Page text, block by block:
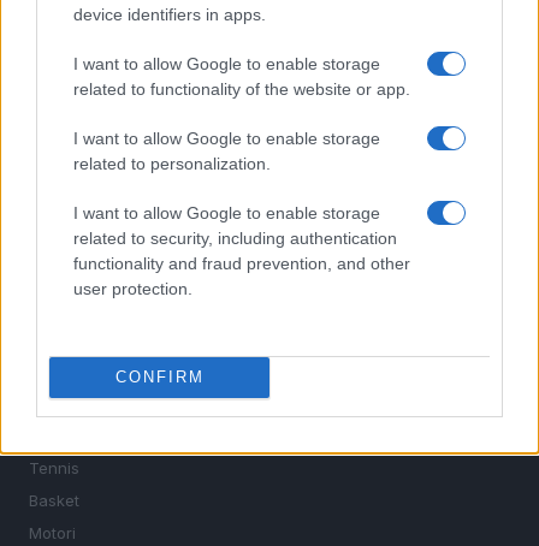
device identifiers in apps.
I want to allow Google to enable storage
related to functionality of the website or app.
I want to allow Google to enable storage
related to personalization.
I want to allow Google to enable storage
related to security, including authentication
functionality and fraud prevention, and other
user protection.
CONFIRM
calcio, basket, tennis, ciclismo, motori, Formula 1,
MotoGP e Olimpiadi. Le ultime news dalle competizioni
nazionali e internazionali, gli highlight delle partite, le
interviste ai protagonisti e i risultati in tempo reale di tutte
SEZIONI
Tennis
Basket
Motori